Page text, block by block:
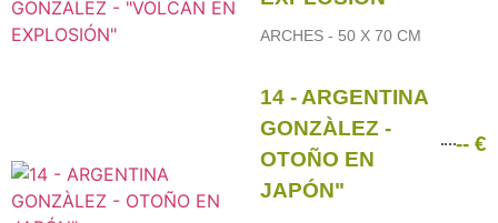
ARCHES - 50 X 70 CM
14 - ARGENTINA
GONZÀLEZ -
OTOÑO EN
JAPÓN"
-- €